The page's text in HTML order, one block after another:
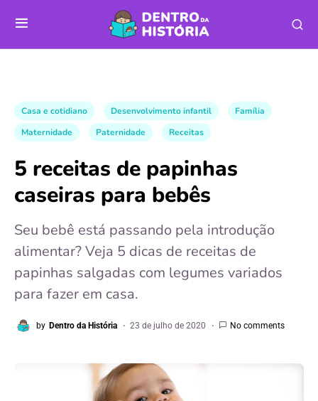
Casa e cotidiano Desenvolvimento infantil
Família
Maternidade
Paternidade Receitas
5 receitas de papinhas
caseiras para bebês
Seu bebê está passando pela introdução
alimentar? Veja 5 dicas de receitas de
papinhas salgadas com legumes variados
para fazer em casa.
by Dentro da História 23 de julho de 2020 No comments